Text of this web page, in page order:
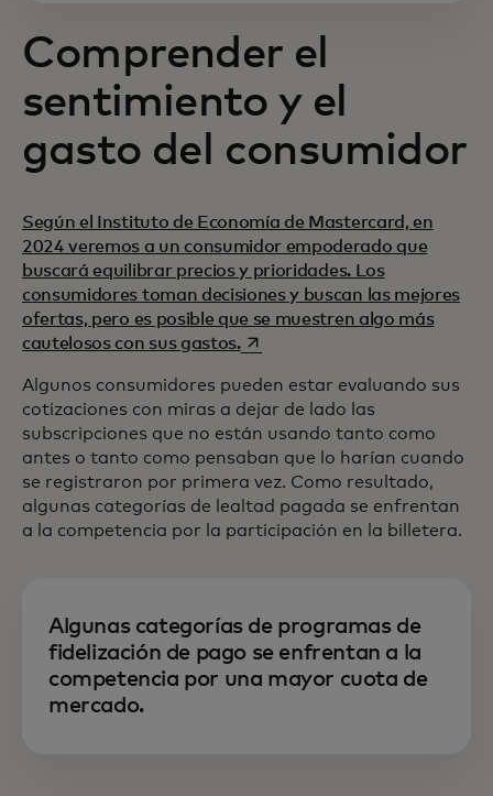
Comprender el
sentimiento y el
gasto del consumidor
Según el Instituto de Economía de Mastercard, en
2024 veremos a un consumidor empoderado que
buscará equilibrar precios y prioridades. Los
consumidores toman decisiones y buscan las mejores
ofertas, pero es posible que se muestren algo más
cautelosos con sus gastos.se abre en una pestaña nueva
Algunos consumidores pueden estar evaluando sus
cotizaciones con miras a dejar de lado las
subscripciones que no están usando tanto como
antes o tanto como pensaban que lo harían cuando
se registraron por primera vez. Como resultado,
algunas categorías de lealtad pagada se enfrentan
a la competencia por la participación en la billetera.
Algunas categorías de programas de
fidelización de pago se enfrentan a la
competencia por una mayor cuota de
mercado.